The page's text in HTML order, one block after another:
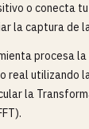
o conecta
la captura de
procesa
real utilizando
la